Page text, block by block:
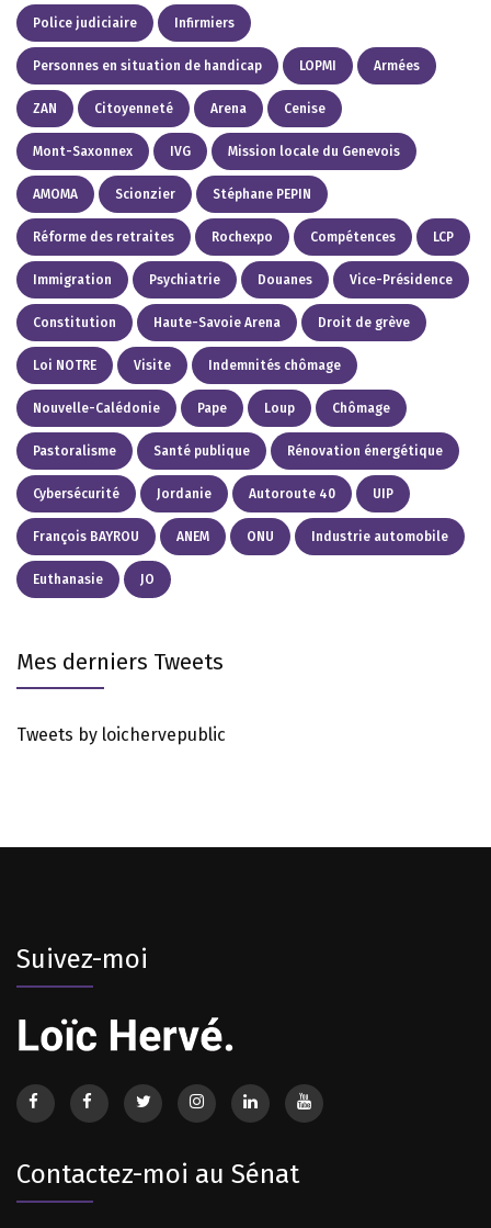
Police judiciaire Infirmiers
Personnes en situation de handicap LOPMI Armées
ZAN Citoyenneté Arena Cenise
Mont-Saxonnex IVG Mission locale du Genevois
AMOMA Scionzier Stéphane PEPIN
Réforme des retraites Rochexpo Compétences LCP
Immigration Psychiatrie Douanes Vice-Présidence
Constitution Haute-Savoie Arena Droit de grève
Loi NOTRE Visite Indemnités chômage
Nouvelle-Calédonie Pape Loup Chômage
Pastoralisme Santé publique Rénovation énergétique
Cybersécurité Jordanie Autoroute 40 UIP
François BAYROU ANEM ONU Industrie automobile
Euthanasie JO
Mes derniers Tweets
Tweets by loichervepublic
Suivez-moi
Contactez-moi au Sénat